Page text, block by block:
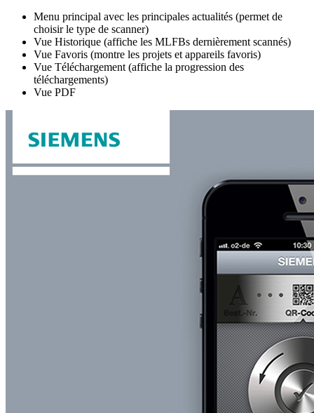
Menu principal avec les principales actualités (permet de
choisir le type de scanner)
Vue Historique (affiche les MLFBs dernièrement scannés)
Vue Favoris (montre les projets et appareils favoris)
Vue Téléchargement (affiche la progression des
téléchargements)
Vue PDF